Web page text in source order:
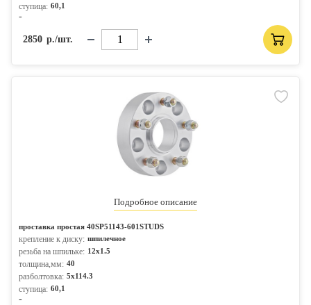
ступица: 60,1
-
2850 р./шт.
Подробное описание
проставка простая 40SP51143-601STUDS
крепление к диску: шпилечное
резьба на шпильке: 12x1.5
толщина,мм: 40
разболтовка: 5x114.3
ступица: 60,1
-